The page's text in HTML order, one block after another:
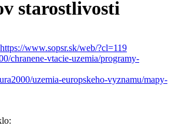
starostlivosti
https://www.sopsr.sk/web/?cl=119
chranene-vtacie-uzemia/programy-
uzemia-europskeho-vyznamu/mapy-